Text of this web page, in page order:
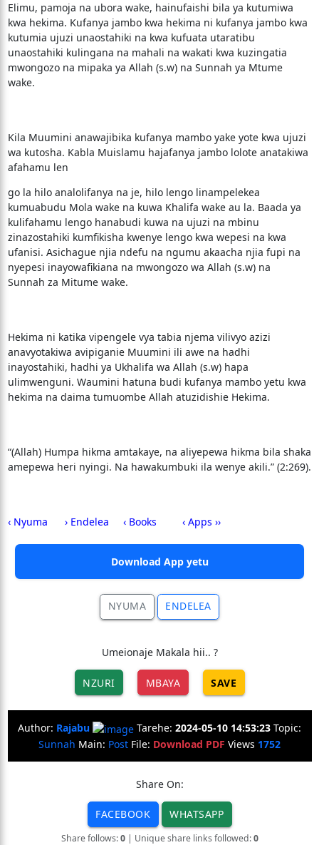
Elimu, pamoja na ubora wake, hainufaishi bila ya kutumiwa
kwa hekima. Kufanya jambo kwa hekima ni kufanya jambo kwa
kutumia ujuzi unaostahiki na kwa kufuata utaratibu
unaostahiki kulingana na mahali na wakati kwa kuzingatia
mwongozo na mipaka ya Allah (s.w) na Sunnah ya Mtume
wake.
Kila Muumini anawajibika kufanya mambo yake yote kwa ujuzi
wa kutosha. Kabla Muislamu hajafanya jambo lolote anatakiwa
afahamu len
go la hilo analolifanya na je, hilo lengo linampelekea
kumuabudu Mola wake na kuwa Khalifa wake au la. Baada ya
kulifahamu lengo hanabudi kuwa na ujuzi na mbinu
zinazostahiki kumfikisha kwenye lengo kwa wepesi na kwa
ufanisi. Asichague njia ndefu na ngumu akaacha njia fupi na
nyepesi inayowafikiana na mwongozo wa Allah (s.w) na
Sunnah za Mitume wake.
Hekima ni katika vipengele vya tabia njema vilivyo azizi
anavyotakiwa avipiganie Muumini ili awe na hadhi
inayostahiki, hadhi ya Ukhalifa wa Allah (s.w) hapa
ulimwenguni. Waumini hatuna budi kufanya mambo yetu kwa
hekima na daima tumuombe Allah atuzidishie Hekima.
“(Allah) Humpa hikma amtakaye, na aliyepewa hikma bila shaka
amepewa heri nyingi. Na hawakumbuki ila wenye akili.” (2:269).
‹ Nyuma › Endelea ‹ Books ‹ Apps ››
Download App yetu
NYUMA ENDELEA
Umeionaje Makala hii.. ?
NZURI MBAYA SAVE
Author: Rajabu Tarehe: 2024-05-10 14:53:23 Topic:
Sunnah Main: Post File: Download PDF Views 1752
Share On:
FACEBOOK WHATSAPP
Share follows:0| Unique share links followed:0